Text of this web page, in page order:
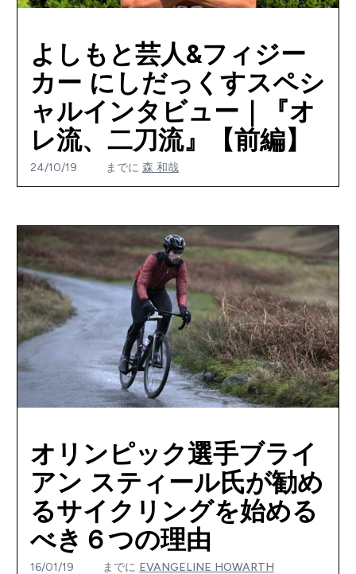
よしもと芸人&フィジー
カー にしだっくすスペシ
ャルインタビュー｜『オ
レ流、二刀流』【前編】
24/10/19 までに 森 和哉
オリンピック選手ブライ
アン スティール氏が勧め
るサイクリングを始める
べき６つの理由
16/01/19 までに EVANGELINE HOWARTH